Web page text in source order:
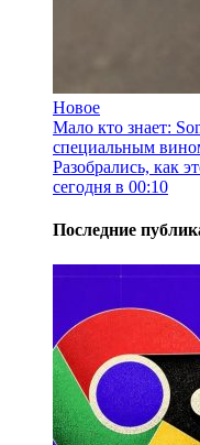
Новое
Мало кто знает:
специальным
Разобрались, как
сегодня в 00:10
Последние